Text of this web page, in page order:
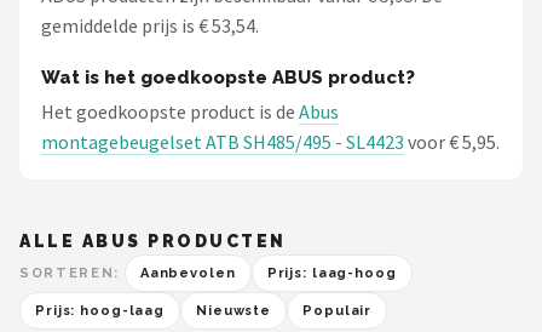
gemiddelde prijs is € 53,54.
Wat is het goedkoopste ABUS product?
Het goedkoopste product is de Abus
montagebeugelset ATB SH485/495 - SL4423 voor € 5,95.
ALLE ABUS PRODUCTEN
SORTEREN: Aanbevolen Prijs: laag-hoog
Prijs: hoog-laag Nieuwste Populair